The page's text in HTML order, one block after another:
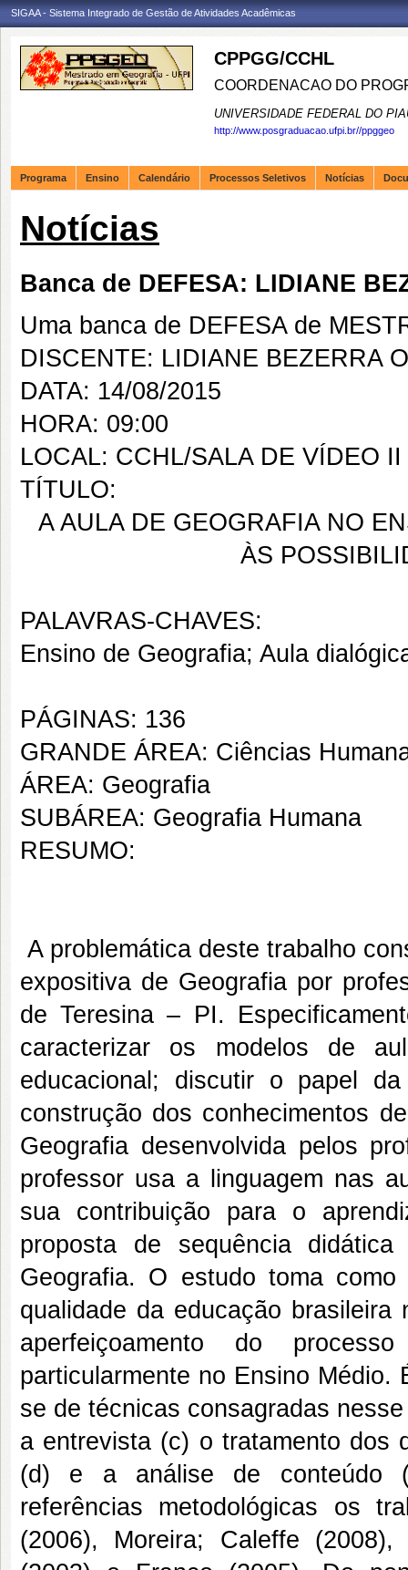
SIGAA - Sistema Integrado de Gestão de Atividades Acadêmicas
CPPGG/CCHL
COORDENACAO DO
UNIVERSIDADE FEDERAL DO
http://www.posgraduacao.ufpi.br//ppggeo
Programa Ensino Calendário Processos Seletivos Notícias
Notícias
Banca de DEFESA: LIDIANE
Uma banca de DEFESA de
DISCENTE: LIDIANE BEZERRA
DATA: 14/08/2015
HORA: 09:00
LOCAL: CCHL/SALA DE VÍDEO II
TÍTULO:
A AULA DE GEOGRAFIA NO
ÀS
PALAVRAS-CHAVES:
Ensino de Geografia; Aula
PÁGINAS: 136
GRANDE ÁREA: Ciências
ÁREA: Geografia
SUBÁREA: Geografia Humana
RESUMO:
A problemática deste trabalho
expositiva de Geografia por
de Teresina – PI.
caracterizar os modelos de
educacional; discutir o papel
construção dos conhecimentos
Geografia desenvolvida pelos
professor usa a linguagem nas
sua contribuição para o
proposta de sequência
Geografia. O estudo toma
qualidade da educação
aperfeiçoamento do
particularmente no Ensino
se de técnicas consagradas
a entrevista (c) o tratamento dos
(d) e a análise de conteúdo
referências metodológicas os
(2006), Moreira; Caleffe